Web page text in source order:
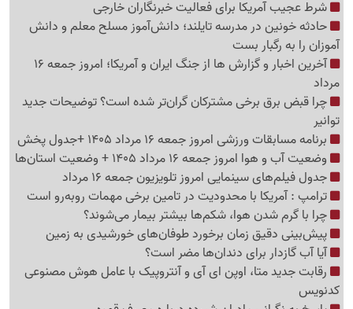
شرط عجیب آمریکا برای فعالیت خبرنگاران خارجی
حادثه خونین در مدرسه تایلند؛ دانش‌آموز مسلح معلم و دانش
آموزان را به رگبار بست
آخرین اخبار و گزارش ها از جنگ ایران و آمریکا؛ امروز جمعه 16
مرداد
چرا قبض برق برخی مشترکان گران‌تر شده است؟ توضیحات جدید
توانیر
برنامه مسابقات ورزشی امروز جمعه 16 مرداد 1405 +جدول پخش
وضعیت آب و هوا امروز جمعه 16 مرداد 1405 + وضعیت استان‌ها
جدول فیلم‌های سینمایی امروز تلویزیون جمعه 16 مرداد
ترامپ : آمریکا با محدودیت در تامین برخی مهمات روبه‌رو است
چرا با گرم شدن هوا، شکم‌ها بیشتر بیمار می‌شوند؟
پیش‌بینی دقیق زمان برخورد طوفان‌های خورشیدی به زمین
آیا آب گازدار برای دندان‌ها مضر است؟
رقابت جدید متا، اوپن ای آی و آنتروپیک با عامل هوش مصنوعی
کدنویس